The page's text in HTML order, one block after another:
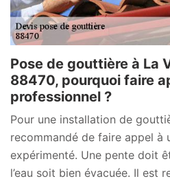
Pose de gouttière à La
88470, pourquoi faire
professionnel ?
Pour une installation de
recommandé de faire appel à
expérimenté. Une pente doit
l’eau soit bien évacuée. Il est